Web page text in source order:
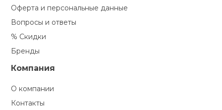
Оферта и персональные данные
Вопросы и ответы
% Скидки
Бренды
Компания
О компании
Контакты